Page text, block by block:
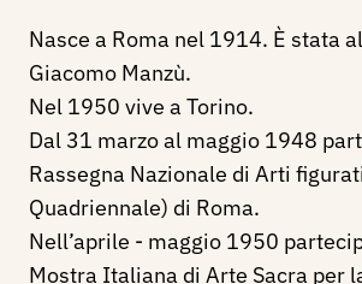
Nasce a Roma nel 1914. È stata
Giacomo Manzù.
Nel 1950 vive a Torino.
Dal 31 marzo al maggio 1948
Rassegna Nazionale di Arti
Quadriennale) di Roma.
Nell’aprile - maggio 1950
Mostra Italiana di Arte Sacra per